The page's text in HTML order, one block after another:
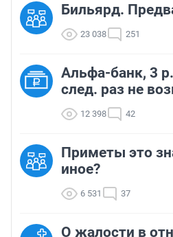
Бильярд.
23 038 251
Альфа-банк, 3
след. раз не
12 398 42
Приметы это
иное?
6 531 37
О жалости в